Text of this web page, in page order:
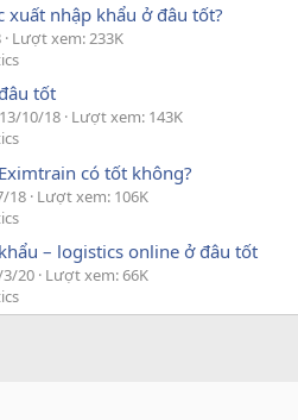
xuất nhập khẩu ở đâu tốt?
Lượt xem: 233K
tốt
13/10/18 Lượt xem: 143K
có tốt không?
18 Lượt xem: 106K
– logistics online ở đâu tốt
20 Lượt xem: 66K